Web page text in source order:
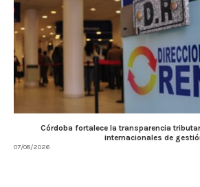
Córdoba fortalece la transparencia
internacionales de
07/08/2026